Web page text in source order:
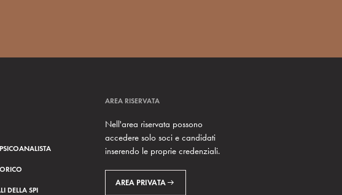
DELLA SPI
AREA RISERVATA
Nell'area riservata possono
accedere solo soci e candidati
inserendo le proprie credenziali.
AREA PRIVATA